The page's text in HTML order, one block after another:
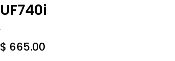
UF740i
$ 665.00